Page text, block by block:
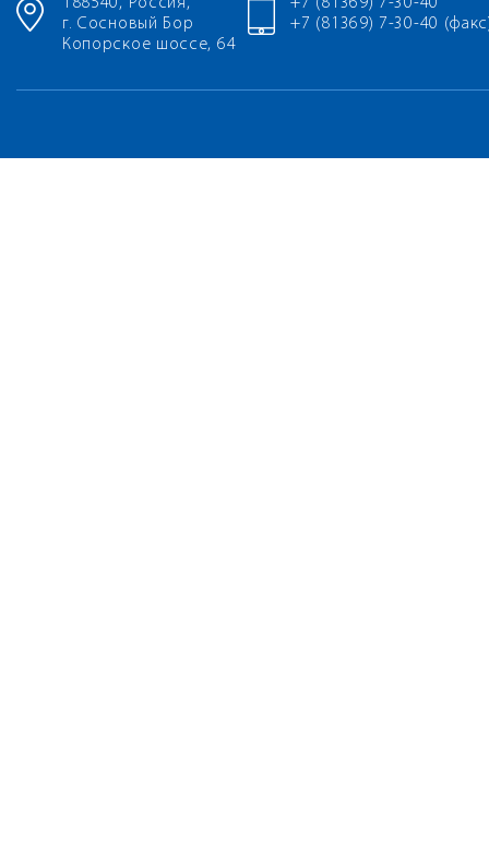
г. Сосновый Бор
Копорское шоссе, 64
+7 (81369) 7-30-40